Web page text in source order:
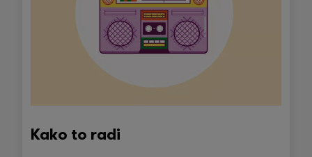
Kako to radi